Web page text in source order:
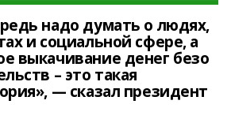
надо думать о людях,
и социальной сфере, а
выкачивание денег безо
– это такая
— сказал президент